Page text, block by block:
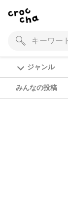
ジャンル
みんなの投稿